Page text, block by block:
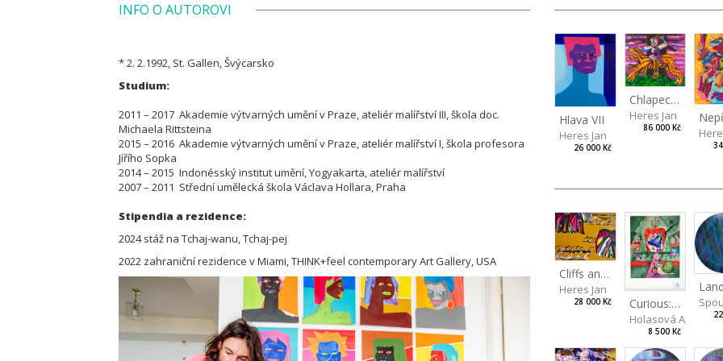
INFO O AUTOROVI
* 2. 2.1992, St. Gallen, Švýcarsko
Studium:
2011 – 2017 Akademie výtvarných umění v Praze, ateliér malířství III, škola doc.
Michaela Rittsteina
2015 – 2016 Akademie výtvarných umění v Praze, ateliér malířství I, škola profesora
Jířího Sopka
2014 – 2015 Indonésský institut umění, Yogyakarta, ateliér malířství
2007 – 2011 Střední umělecká škola Václava Hollara, Praha
Stipendia a rezidence:
2024 stáž na Tchaj-wanu, Tchaj-pej
2022 zahraniční rezidence v Miami, THINK+feel contemporary Art Gallery, USA
Hlava VII
Heres Jan
26 000 Kč
Chlapec s tygrem
Heres Jan
86 000 Kč
Cliffs and Waves
Heres Jan
28 000 Kč Curious: Theatre
Holasová Aneta
8 500 Kč